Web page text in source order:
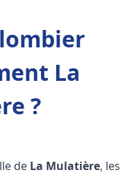
La
?
de La Mulatière, les